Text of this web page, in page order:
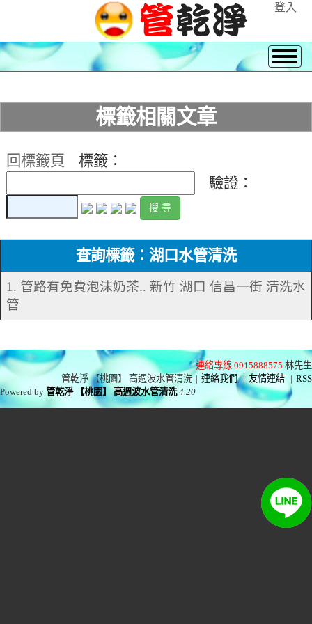
登入
標籤相關文章
回標籤頁
標籤：
驗證：
查詢標籤：湖口水管清洗
1. 管路有免費泡沫奶茶.. 新竹 湖口 信昌一街 清洗水
管
連絡專線 0915888575 林先生
管乾淨 【桃園】 高週波水管清洗 | 連絡我們 | 友情連結 | RSS
Powered by管乾淨 【桃園】 高週波水管清洗 4.20